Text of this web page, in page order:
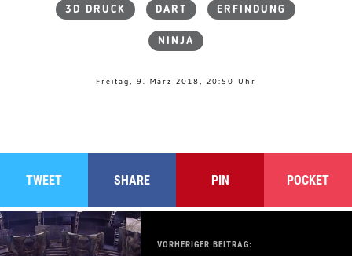
3D DRUCK DART ERFINDUNG
NINJA
Freitag, 9. März 2018, 20:50 Uhr
TWEET SHARE PIN POCKET
VORHERIGER BEITRAG: